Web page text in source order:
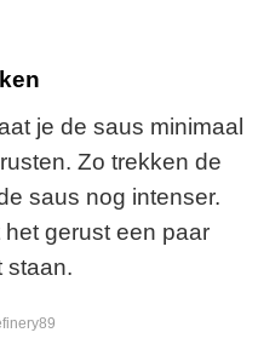
je de saus minimaal
Zo trekken de
saus nog intenser.
gerust een paar
staan.